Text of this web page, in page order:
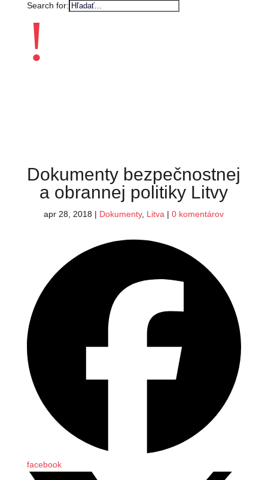
Search for:
!
Dokumenty bezpečnostnej
a obrannej politiky Litvy
apr 28, 2018 | Dokumenty, Litva |0 komentárov
facebook